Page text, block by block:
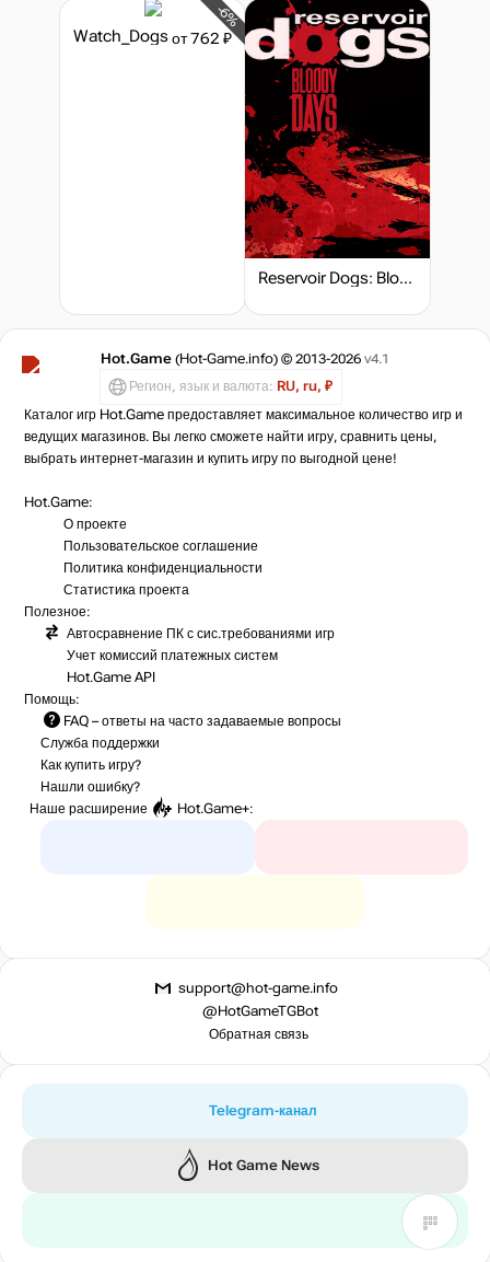
-6%
Watch_Dogsот 762 ₽
Reservoir Dogs: Bloody Days
Hot.Game (Hot-Game.info) © 2013-2026 v4.1
Регион, язык и валюта: RU, ru, ₽
Каталог игр Hot.Game предоставляет максимальное количество игр и
ведущих магазинов. Вы легко сможете найти игру, сравнить цены,
выбрать интернет-магазин и купить игру по выгодной цене!
Hot.Game:
О проекте
Пользовательское соглашение
Политика конфиденциальности
Статистика проекта
Полезное:
Автосравнение ПК с сис.требованиями игр
Учет комиссий платежных систем
Hot.Game API
Помощь:
FAQ – ответы на часто задаваемые вопросы
Служба поддержки
Как купить игру?
Нашли ошибку?
Наше расширение
Hot.Game+:
support@hot-game.info
@HotGameTGBot
Обратная связь
Telegram-канал
Hot Game News